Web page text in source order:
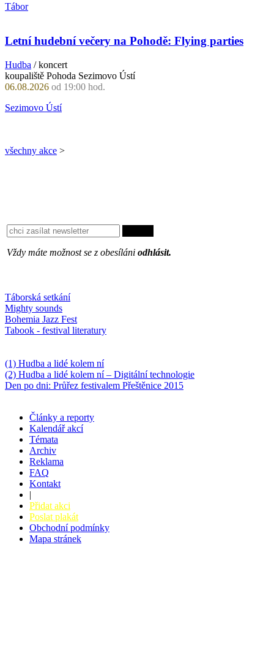
Tábor
Letní hudební večery na Pohodě: Flying parties
Hudba / koncert
koupaliště Pohoda Sezimovo Ústí
06.08.2026 od 19:00 hod.
Sezimovo Ústí
všechny akce >
Vždy máte možnost se z obesíláni odhlásit.
Táborská setkání
Mighty sounds
Bohemia Jazz Fest
Tabook - festival literatury
(1) Hudba a lidé kolem ní
(2) Hudba a lidé kolem ní – Digitální technologie
Den po dni: Průřez festivalem Přeštěnice 2015
Články a reporty
Kalendář akcí
Témata
Archiv
Reklama
FAQ
Kontakt
|
Přidat akci
Poslat plakát
Obchodní podmínky
Mapa stránek